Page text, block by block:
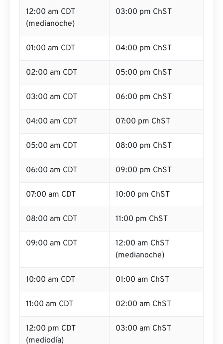
12:00 am CDT
(medianoche)
03:00 pm ChST
01:00 am CDT 04:00 pm ChST
02:00 am CDT 05:00 pm ChST
03:00 am CDT 06:00 pm ChST
04:00 am CDT 07:00 pm ChST
05:00 am CDT 08:00 pm ChST
06:00 am CDT 09:00 pm ChST
07:00 am CDT 10:00 pm ChST
08:00 am CDT 11:00 pm ChST
09:00 am CDT
12:00 am ChST
(medianoche)
10:00 am CDT 01:00 am ChST
11:00 am CDT 02:00 am ChST
12:00 pm CDT
(mediodía)
03:00 am ChST